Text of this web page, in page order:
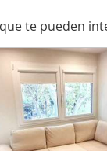
te pueden